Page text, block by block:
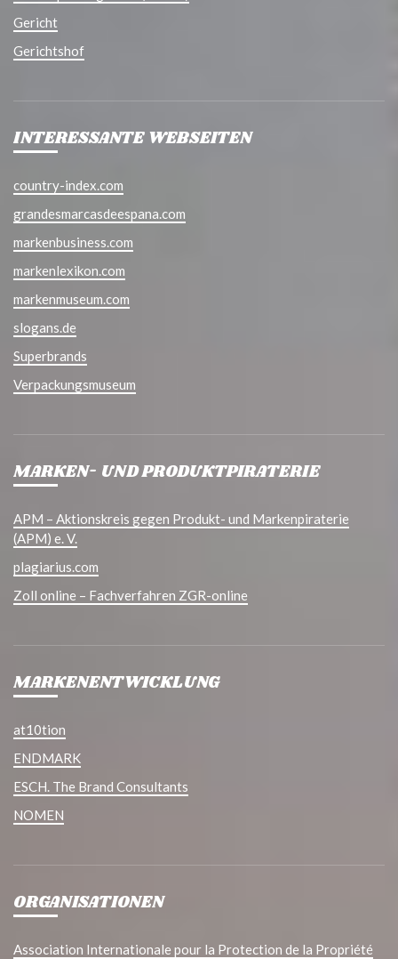
Gericht
Gerichtshof
INTERESSANTE WEBSEITEN
country-index.com
grandesmarcasdeespana.com
markenbusiness.com
markenlexikon.com
markenmuseum.com
slogans.de
Superbrands
Verpackungsmuseum
MARKEN- UND PRODUKTPIRATERIE
APM – Aktionskreis gegen Produkt- und Markenpiraterie
(APM) e. V.
plagiarius.com
Zoll online – Fachverfahren ZGR-online
MARKENENTWICKLUNG
at10tion
ENDMARK
ESCH. The Brand Consultants
NOMEN
ORGANISATIONEN
Association Internationale pour la Protection de la Propriété